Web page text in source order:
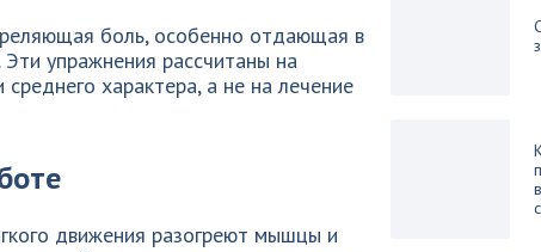
боль, особенно отдающая в
Эти упражнения рассчитаны на
характера, а не на лечение
движения разогреют мышцы и